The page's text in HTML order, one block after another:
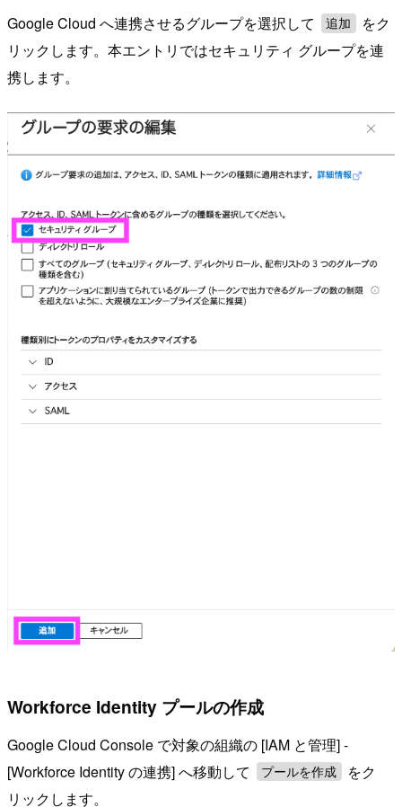
Google Cloud へ連携させるグループを選択して 追加
をク
リックします。本エントリではセキュリティ グループを連
携します。
Workforce Identity プールの作成
Google Cloud Console で対象の組織の [IAM と管理] -
[Workforce Identity の連携] へ移動して
プールを作成
をク
リックします。